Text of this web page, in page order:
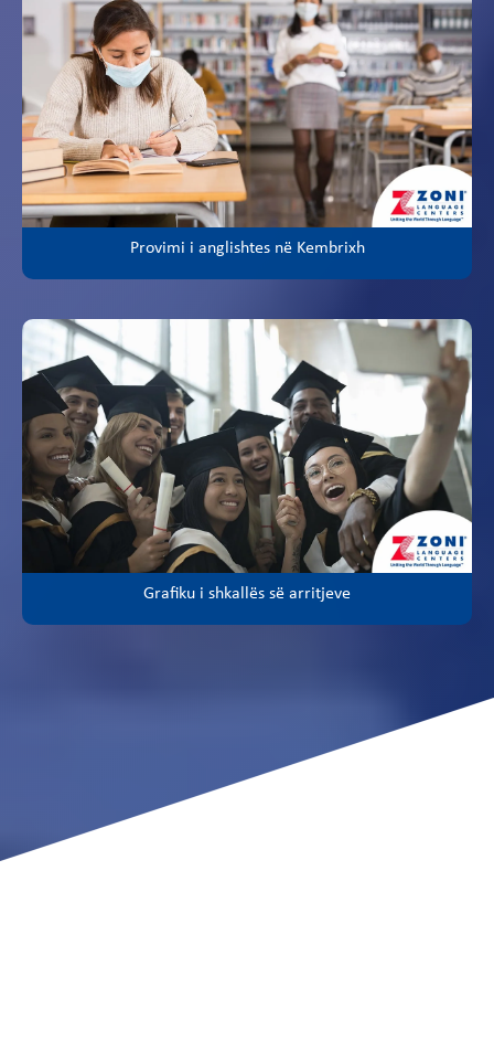
Provimi i anglishtes në Kembrixh
Grafiku i shkallës së arritjeve